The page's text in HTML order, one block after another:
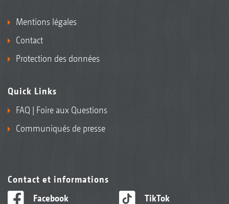
Mentions légales
Contact
Protection des données
Quick Links
FAQ | Foire aux Questions
Communiqués de presse
Contact et informations
Facebook
TikTok